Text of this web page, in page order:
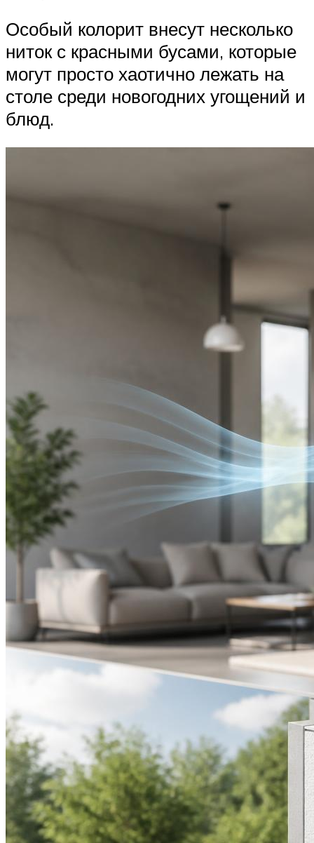
Особый колорит внесут несколько
ниток с красными бусами, которые
могут просто хаотично лежать на
столе среди новогодних угощений и
блюд.